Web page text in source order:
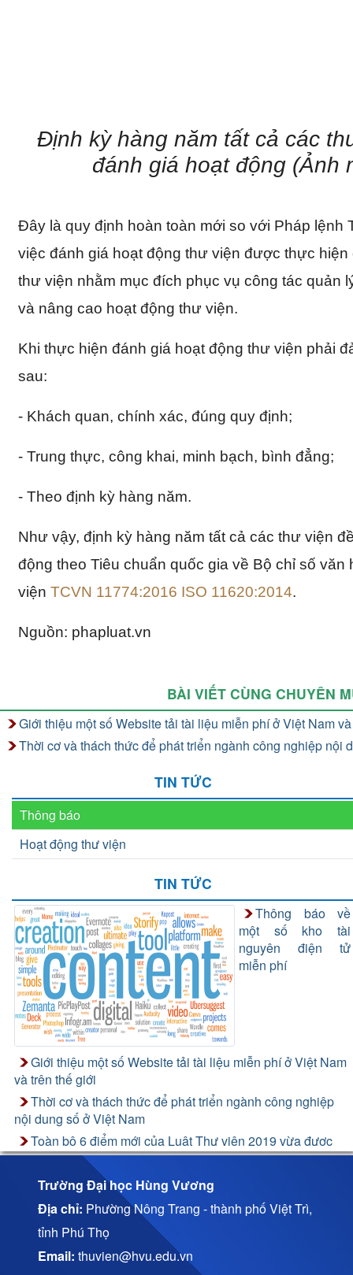
Định kỳ hàng năm tất cả các
đánh giá hoạt động (Ảnh
Đây là quy định hoàn toàn mới so với Pháp lệnh
việc đánh giá hoạt động thư viện được thực hiện
thư viện nhằm mục đích phục vụ công tác quản
và nâng cao hoạt động thư viện.
Khi thực hiện đánh giá hoạt động thư viện phải
sau:
- Khách quan, chính xác, đúng quy định;
- Trung thực, công khai, minh bạch, bình đẳng;
- Theo định kỳ hàng năm.
Như vậy, định kỳ hàng năm tất cả các thư viện
động theo Tiêu chuẩn quốc gia về Bộ chỉ số văn
viện TCVN 11774:2016 ISO 11620:2014.
Nguồn: phapluat.vn
BÀI VIẾT CÙNG CHUYÊN
Giới thiệu một số Website tải tài liệu miễn phí ở Việt Nam
Thời cơ và thách thức để phát triển ngành công nghiệp nội
TIN TỨC
Thông báo
Hoạt động thư viện
TIN TỨC
Thông báo về
một số kho tài
nguyên điện tử
miễn phí
Giới thiệu một số Website tải tài liệu miễn phí ở Việt Nam
và trên thế giới
Thời cơ và thách thức để phát triển ngành công nghiệp
nội dung số ở Việt Nam
Toàn bộ 6 điểm mới của Luật Thư viện 2019 vừa được
thông qua
Trường Đại học Hùng Vương
Địa chỉ: Phường Nông Trang - thành phố Việt Trì,
tỉnh Phú Thọ
Email: thuvien@hvu.edu.vn